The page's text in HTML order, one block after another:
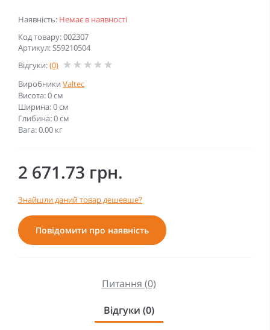
Наявність: Немає в наявності
Код товару: 002307
Артикул: S59210504
Відгуки:(0)
Виробники Valtec
Висота: 0 см
Ширина: 0 см
Глибина: 0 см
Вага: 0.00 кг
2 671.73 грн.
Знайшли даний товар дешевше?
Повідомити про наявність
Питання (0)
Відгуки (0)